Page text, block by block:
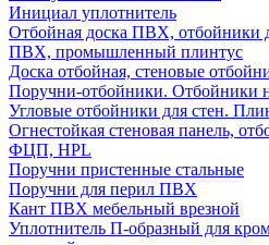
Инициал уплотнитель
Отбойная доска ПВХ, отбойники
ПВХ, промышленный плинтус
Доска отбойная, стеновые
Поручни-отбойники. Отбойники
Угловые отбойники для стен.
Огнестойкая стеновая панель,
ФЦП, HPL
Поручни пристенные стальные
Поручни для перил ПВХ
Кант ПВХ мебельный врезной
Уплотнитель П-образный для